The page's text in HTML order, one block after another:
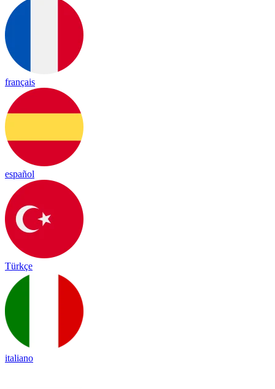
français
español
Türkçe
italiano